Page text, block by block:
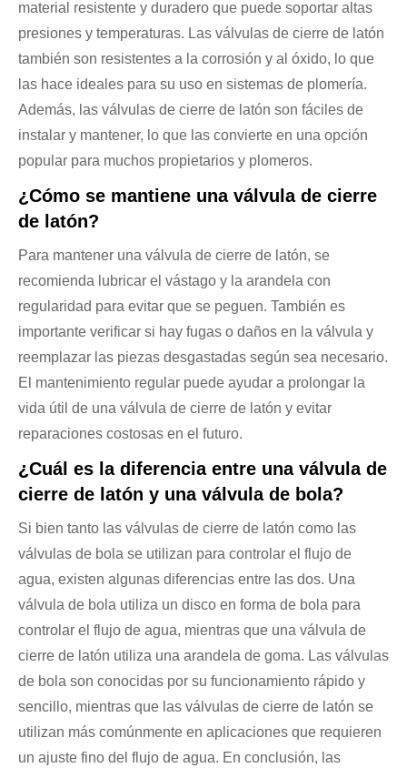
material resistente y duradero que puede soportar altas
presiones y temperaturas. Las válvulas de cierre de latón
también son resistentes a la corrosión y al óxido, lo que
las hace ideales para su uso en sistemas de plomería.
Además, las válvulas de cierre de latón son fáciles de
instalar y mantener, lo que las convierte en una opción
popular para muchos propietarios y plomeros.
¿Cómo se mantiene una válvula de cierre
de latón?
Para mantener una válvula de cierre de latón, se
recomienda lubricar el vástago y la arandela con
regularidad para evitar que se peguen. También es
importante verificar si hay fugas o daños en la válvula y
reemplazar las piezas desgastadas según sea necesario.
El mantenimiento regular puede ayudar a prolongar la
vida útil de una válvula de cierre de latón y evitar
reparaciones costosas en el futuro.
¿Cuál es la diferencia entre una válvula de
cierre de latón y una válvula de bola?
Si bien tanto las válvulas de cierre de latón como las
válvulas de bola se utilizan para controlar el flujo de
agua, existen algunas diferencias entre las dos. Una
válvula de bola utiliza un disco en forma de bola para
controlar el flujo de agua, mientras que una válvula de
cierre de latón utiliza una arandela de goma. Las válvulas
de bola son conocidas por su funcionamiento rápido y
sencillo, mientras que las válvulas de cierre de latón se
utilizan más comúnmente en aplicaciones que requieren
un ajuste fino del flujo de agua. En conclusión, las